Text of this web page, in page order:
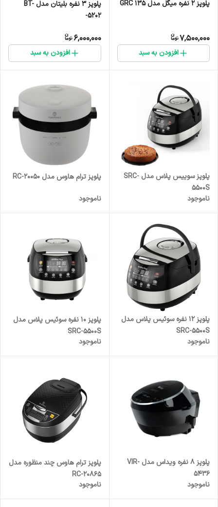
پلوپز 2 نفره میگل مدل GRC 135
7,500,000
افزودن به سبد
پلوپز 3 نفره بلیتان مدل BT-
-5202
6,000,000
افزودن به سبد
پلوپز سوییس پلاس مدل SRC-
5500S
ناموجود
پلوپز ترام هاوس مدل RC-20050
ناموجود
پلوپز 12 نفره سوئیس پلاس مدل
SRC-5500S
ناموجود
پلوپز 10 نفره سوئیس پلاس مدل
SRC-5500S
ناموجود
پلوپز 8 نفره ویداس مدل VIR-
5436
ناموجود
پلوپز ترام هاوس چند منظوره مدل
RC-20865
ناموجود